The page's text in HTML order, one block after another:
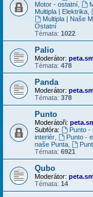
Motor - ostatní
Multipla | Elektrika
Multipla | Naše
Ostatní
Témata: 1022
Palio
Moderátor:
Témata: 478
Panda
Moderátor:
Témata: 378
Punto
Moderátoři:
Subfóra:
Punto -
interiér
Punto -
naše Punta
Témata: 6921
Qubo
Moderátor:
Témata: 14